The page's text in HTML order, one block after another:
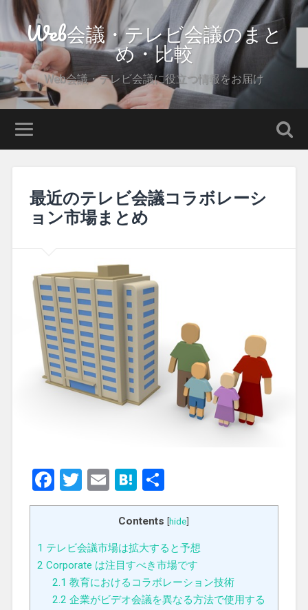
Web会議・テレビ会議のまと
め・比較
Web会議・テレビ会議に役立つ情報をお届け
最近のテレビ会議コラボレーシ
ョン市場まとめ
Facebook
Twitter
EmailHatena
共
有
Contents [hide]
1 テレビ会議市場は拡大すると予想
2 Corporate は注目すべき市場です
2.1 教育におけるコラボレーション技術
2.2 企業がビデオ会議を異なる方法で使用する